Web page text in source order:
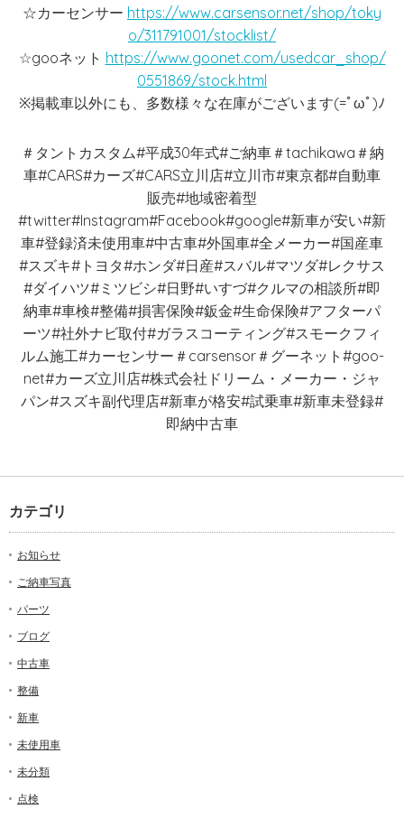
☆カーセンサー https://www.carsensor.net/shop/toky
o/311791001/stocklist/
☆gooネット https://www.goonet.com/usedcar_shop/
0551869/stock.html
※掲載車以外にも、多数様々な在庫がございます(=ﾟωﾟ)ﾉ
＃タントカスタム#平成30年式#ご納車＃tachikawa＃納
車#CARS#カーズ#CARS立川店#立川市#東京都#自動車
販売#地域密着型
#twitter#Instagram#Facebook#google#新車が安い#新
車#登録済未使用車#中古車#外国車#全メーカー#国産車
#スズキ#トヨタ#ホンダ#日産#スバル#マツダ#レクサス
#ダイハツ#ミツビシ#日野#いすづ#クルマの相談所#即
納車#車検#整備#損害保険#鈑金#生命保険#アフターパ
ーツ#社外ナビ取付#ガラスコーティング#スモークフィ
ルム施工#カーセンサー＃carsensor＃グーネット#goo-
net#カーズ立川店#株式会社ドリーム・メーカー・ジャ
パン#スズキ副代理店#新車が格安#試乗車#新車未登録#
即納中古車
カテゴリ
お知らせ
ご納車写真
パーツ
ブログ
中古車
整備
新車
未使用車
未分類
点検